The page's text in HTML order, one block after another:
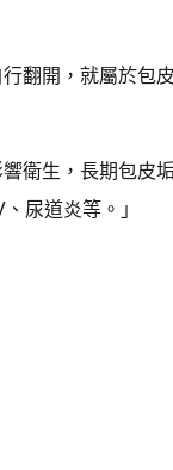
開，就屬於包
生，長期包皮垢
尿道炎等。」